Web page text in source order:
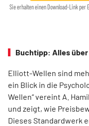
Sie erhalten einen Download-Link per
Buchtipp: Alles
Elliott-Wellen sind
ein Blick in die
Wellen“ vereint A.
und zeigt, wie
Dieses Standardwerk